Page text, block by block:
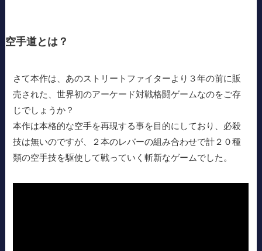
空手道とは？
さて本作は、あのストリートファイターより３年の前に販
売された、世界初のアーケード対戦格闘ゲームなのをご存
じでしょうか？
本作は本格的な空手を再現する事を目的にしており、必殺
技は無いのですが、２本のレバーの組み合わせで計２０種
類の空手技を駆使して戦っていく斬新なゲームでした。